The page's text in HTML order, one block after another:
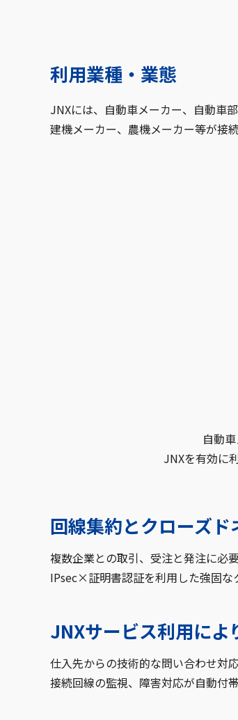
利用業種・業態
JNXには、自動車メーカー、自動車
建機メーカー、農機メーカー等が接
自動
JNXを有効に
回線集約とクローズ
複数企業との取引、受注と発注に必
IPsec×証明書認証を利用した強固な
JNXサービス利用に
仕入先からの技術的な問い合わせ対
接続回線の監視、障害対応が自動付帯